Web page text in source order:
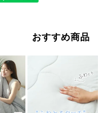
おすすめ商品